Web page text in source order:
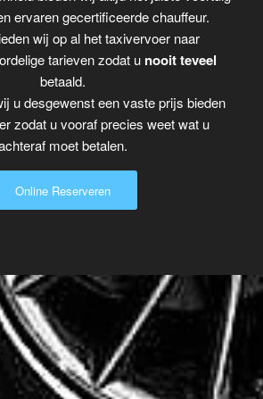
ervaren gecertificeerde chauffeur.
wij op al het taxivervoer naar
tarieven zodat u nooit teveel
betaald.
u desgewenst een vaste prijs bieden
zodat u vooraf precies weet wat u
moet betalen.
Online Reserveren